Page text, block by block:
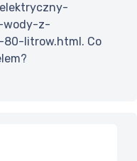
wody-z-
litrow.html. Co